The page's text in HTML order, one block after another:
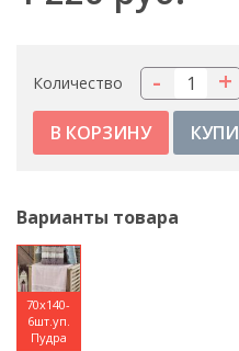
Количество +
-
Варианты товара
70x140-
6шт.уп.
Пудра